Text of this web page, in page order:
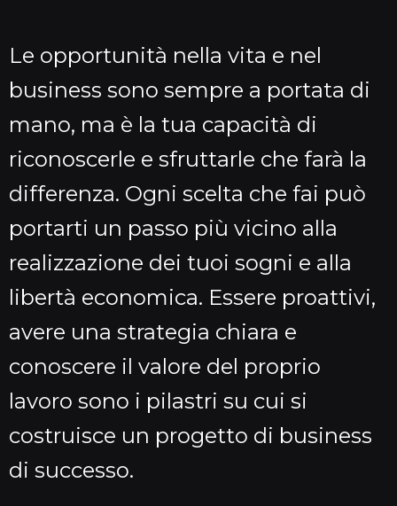
Le opportunità nella vita e nel
business sono sempre a portata di
mano, ma è la tua capacità di
riconoscerle e sfruttarle che farà la
differenza. Ogni scelta che fai può
portarti un passo più vicino alla
realizzazione dei tuoi sogni e alla
libertà economica. Essere proattivi,
avere una strategia chiara e
conoscere il valore del proprio
lavoro sono i pilastri su cui si
costruisce un progetto di business
di successo.